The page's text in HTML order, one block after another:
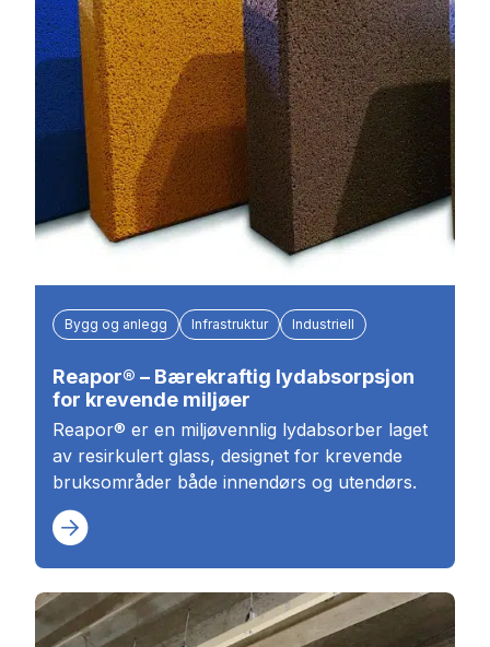
Bygg og anlegg Infrastruktur Industriell
Reapor® – Bærekraftig lydabsorpsjon
for krevende miljøer
Reapor® er en miljøvennlig lydabsorber laget
av resirkulert glass, designet for krevende
bruksområder både innendørs og utendørs.